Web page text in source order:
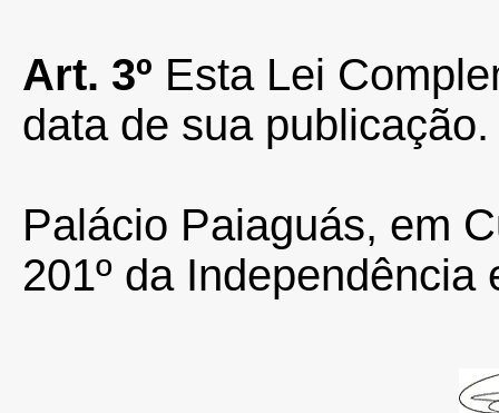
Art. 3º Esta Lei
data de sua publicação.
Palácio Paiaguás, em
201º da Independência